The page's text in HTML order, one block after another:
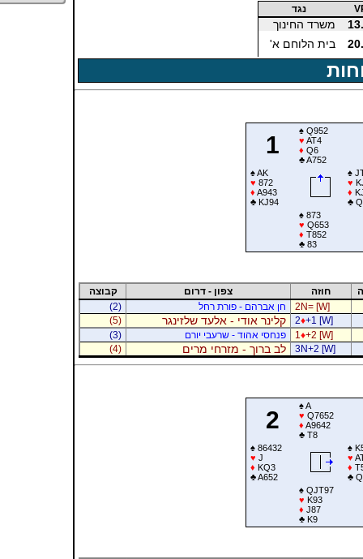
נגד
משרד החינוך
בית הלוחם א'
1
♠Q952
♥ AT4
♦ Q6
♣A752
♠AK
♥ 872
♦ A943
♣KJ94
♠
♥
♦
♣
♠873
♥ Q653
♦ T852
♣83
חוזה צפון - דרום
קבוצה
2N= [W]
חן אברהם - פורת רחל
(2)
2♦+1 [W] קלינר אודי - אלעד שלזינגר
(5)
1 ♦+2 [W] פנחסי אהוד - שרעבי יורם
(3)
3N+2 [W]
לב ברוך - מזרחי מרים (4)
2
♠A
♥ Q7652
♦ A9642
♣T8
♠86432
♥ J
♦ KQ3
♣A652
♠
♥
♦
♣
♠QJT97
♥ K93
♦ J87
♣K9